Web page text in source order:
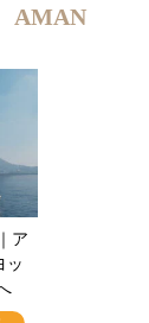
AMAN
ア
ッ